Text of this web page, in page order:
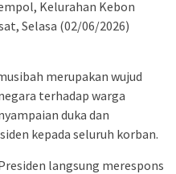
Kelurahan Kebon
Selasa (02/06/2026)
merupakan wujud
terhadap warga
duka dan
kepada seluruh korban.
langsung merespons